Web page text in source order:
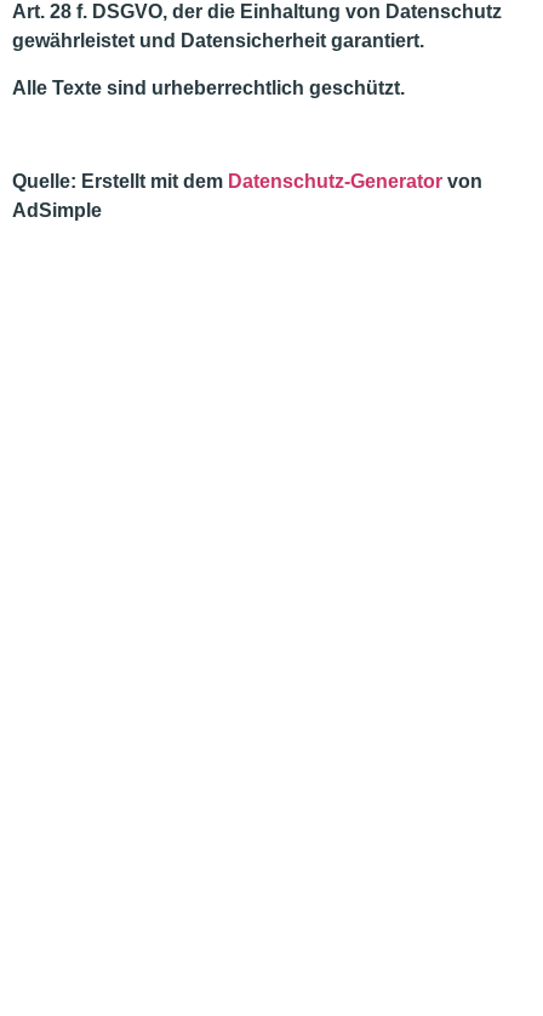
Art. 28 f. DSGVO, der die Einhaltung von Datenschutz
gewährleistet und Datensicherheit garantiert.
Alle Texte sind urheberrechtlich geschützt.
Quelle: Erstellt mit dem Datenschutz-Generator von
AdSimple